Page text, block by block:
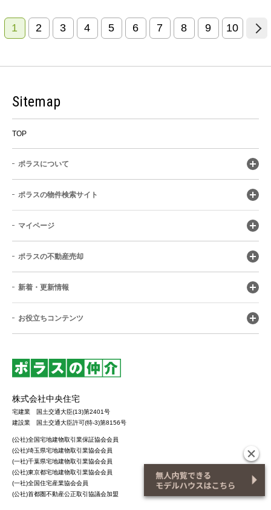
1 2 3 4 5 6 7 8 9 10
Sitemap
TOP
ポラスについて
ポラスの物件検索サイト
マイページ
ポラスの不動産売却
新着・更新情報
お役立ちコンテンツ
株式会社中央住宅
宅建業 国土交通大臣(13)第2401号
建設業 国土交通大臣許可(特-3)第8156号
(公社)全国宅地建物取引業保証協会会員
(公社)埼玉県宅地建物取引業協会会員
(一社)千葉県宅地建物取引業協会会員
(公社)東京都宅地建物取引業協会会員
(一社)全国住宅産業協会会員
(公社)首都圏不動産公正取引協議会加盟